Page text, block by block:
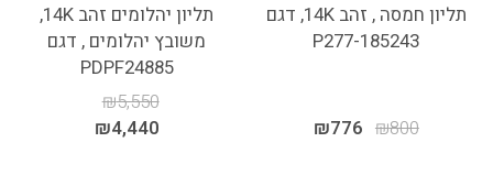
תליון חמסה , זהב 14K, דגם
P277-185243
₪800
₪776
תליון יהלומים זהב 14K,
משובץ יהלומים , דגם
PDPF24885
₪5,550
₪4,440